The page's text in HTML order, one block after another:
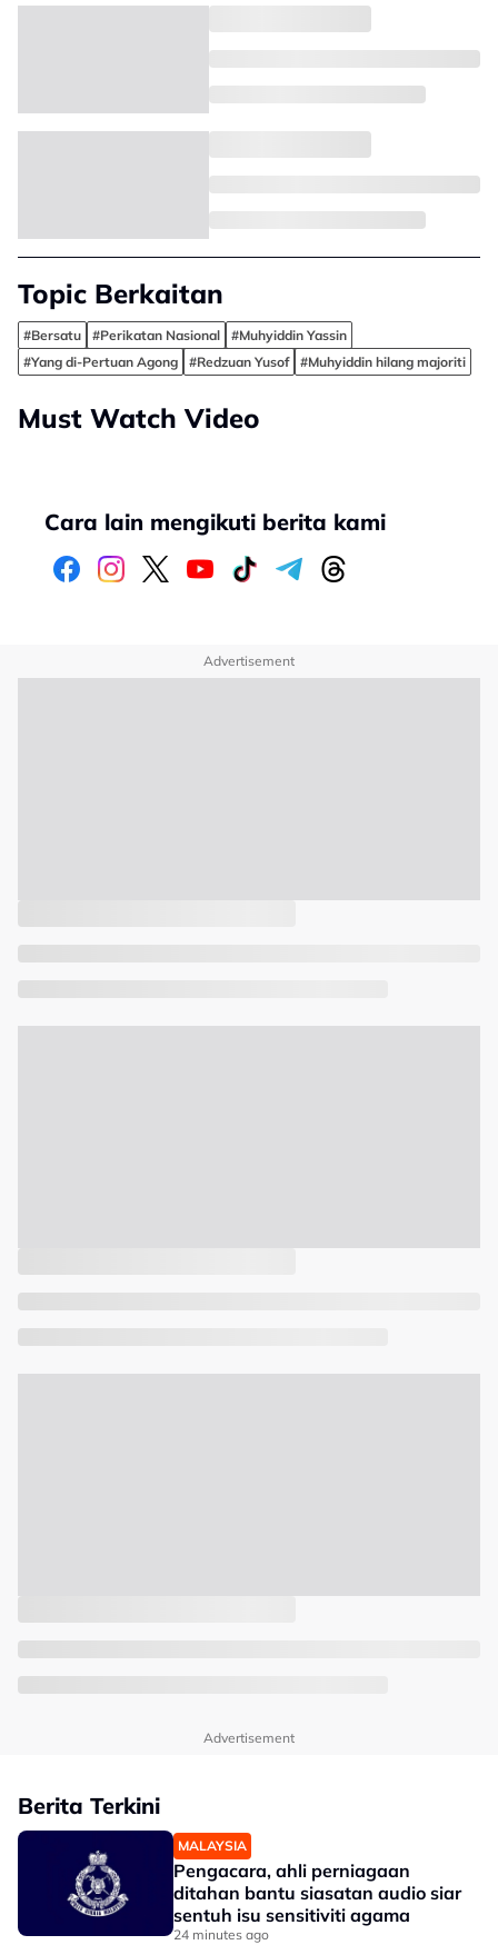
Topic Berkaitan
#Bersatu #Perikatan Nasional
#Muhyiddin Yassin
#Yang di-Pertuan Agong
#Redzuan Yusof #Muhyiddin hilang majoriti
Must Watch Video
Cara lain mengikuti berita kami
Advertisement
Advertisement
Berita Terkini
MALAYSIA
Pengacara, ahli perniagaan
ditahan bantu siasatan audio siar
sentuh isu sensitiviti agama
24 minutes ago